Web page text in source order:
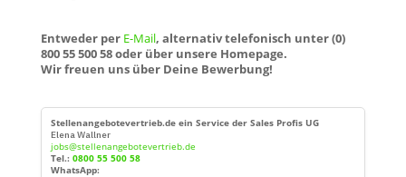
Entweder per E-Mail, alternativ telefonisch unter (0)
800 55 500 58 oder über unsere Homepage.
Wir freuen uns über Deine Bewerbung!
Stellenangebotevertrieb.de ein Service der Sales Profis UG
Elena Wallner
jobs@stellenangebotevertrieb.de
Tel.: 0800 55 500 58
WhatsApp: